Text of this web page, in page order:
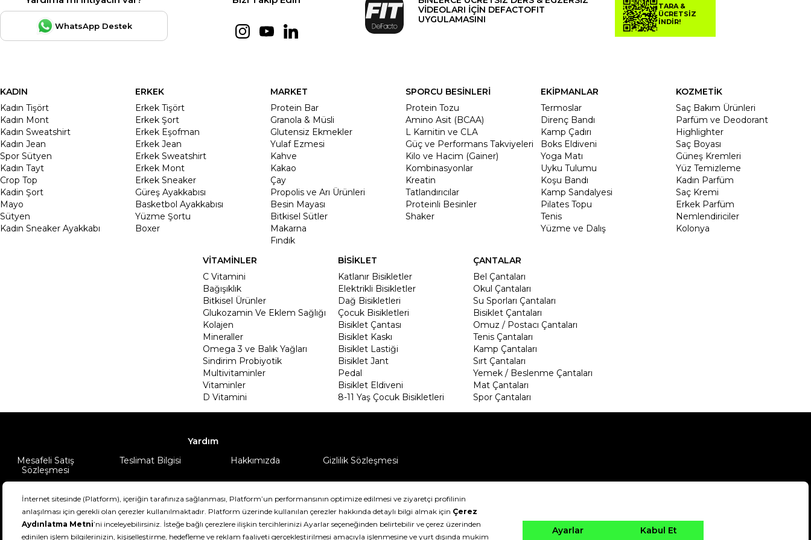
WhatsApp Destek
VİDEOLARI İÇİN DEFACTOFIT
UYGULAMASINI
TARA &
ÜCRETSİZ
İNDİR!
KADIN
Kadın Tişört
Kadın Mont
Kadın Sweatshirt
Kadın Jean
Spor Sütyen
Kadın Tayt
Crop Top
Kadin Şort
Mayo
Sütyen
Kadın Sneaker Ayakkabı
ERKEK
Erkek Tişört
Erkek Şort
Erkek Eşofman
Erkek Jean
Erkek Sweatshirt
Erkek Mont
Erkek Sneaker
Güreş Ayakkabısı
Basketbol Ayakkabısı
Yüzme Şortu
Boxer
MARKET
Protein Bar
Granola & Müsli
Glutensiz Ekmekler
Yulaf Ezmesi
Kahve
Kakao
Çay
Propolis ve Arı Ürünleri
Besin Mayası
Bitkisel Sütler
Makarna
Fındık
SPORCU BESİNLERİ
Protein Tozu
Amino Asit (BCAA)
L Karnitin ve CLA
Güç ve Performans Takviyeleri
Kilo ve Hacim (Gainer)
Kombinasyonlar
Kreatin
Tatlandırıcılar
Proteinli Besinler
Shaker
EKİPMANLAR
Termoslar
Direnç Bandı
Kamp Çadırı
Boks Eldiveni
Yoga Matı
Uyku Tulumu
Koşu Bandı
Kamp Sandalyesi
Pilates Topu
Tenis
Yüzme ve Dalış
KOZMETİK
Saç Bakım Ürünleri
Parfüm ve Deodorant
Highlighter
Saç Boyası
Güneş Kremleri
Yüz Temizleme
Kadın Parfüm
Saç Kremi
Erkek Parfüm
Nemlendiriciler
Kolonya
VİTAMİNLER
C Vitamini
Bağışıklık
Bitkisel Ürünler
Glukozamin Ve Eklem Sağlığı
Kolajen
Mineraller
Omega 3 ve Balık Yağları
Sindirim Probiyotik
Multivitaminler
Vitaminler
D Vitamini
BİSİKLET
Katlanır Bisikletler
Elektrikli Bisikletler
Dağ Bisikletleri
Çocuk Bisikletleri
Bisiklet Çantası
Bisiklet Kaskı
Bisiklet Lastiği
Bisiklet Jant
Pedal
Bisiklet Eldiveni
8-11 Yaş Çocuk Bisikletleri
ÇANTALAR
Bel Çantaları
Okul Çantaları
Su Sporları Çantaları
Bisiklet Çantaları
Omuz / Postacı Çantaları
Tenis Çantaları
Kamp Çantaları
Sırt Çantaları
Yemek / Beslenme Çantaları
Mat Çantaları
Spor Çantaları
Yardım
Mesafeli Satış
Sözleşmesi
Teslimat Bilgisi Hakkımızda Gizlilik Sözleşmesi